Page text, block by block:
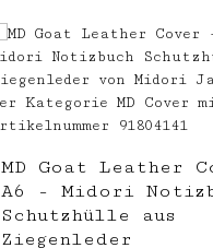
MD Goat Leather
A6 - Midori
Schutzhülle aus
Ziegenleder